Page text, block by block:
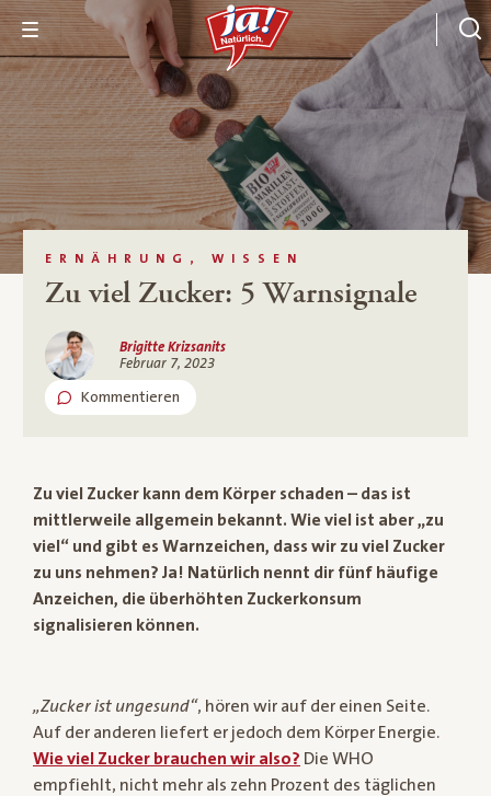
ERNÄHRUNG, WISSEN
Zu viel Zucker: 5 Warnsignale
Brigitte Krizsanits
Februar 7, 2023
Kommentieren
Zu viel Zucker kann dem Körper schaden – das ist
mittlerweile allgemein bekannt. Wie viel ist aber „zu
viel“ und gibt es Warnzeichen, dass wir zu viel Zucker
zu uns nehmen? Ja! Natürlich nennt dir fünf häufige
Anzeichen, die überhöhten Zuckerkonsum
signalisieren können.
„Zucker ist ungesund“, hören wir auf der einen Seite.
Auf der anderen liefert er jedoch dem Körper Energie.
Wie viel Zucker brauchen wir also? Die WHO
empfiehlt, nicht mehr als zehn Prozent des täglichen